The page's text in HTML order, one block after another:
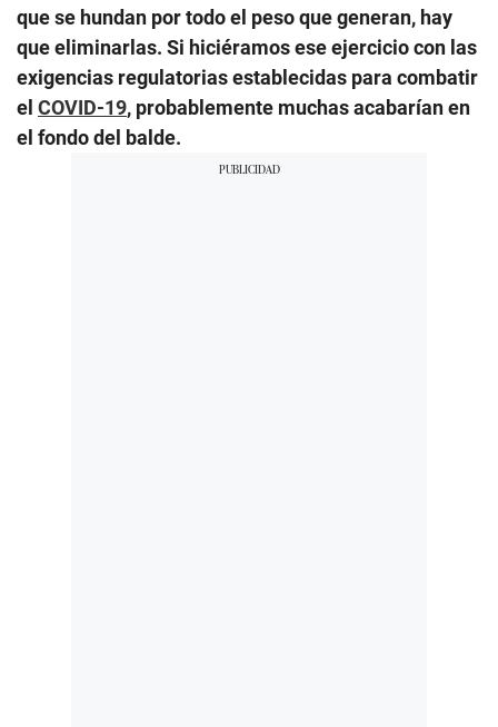
que se hundan por todo el peso que generan, hay
que eliminarlas. Si hiciéramos ese ejercicio con las
exigencias regulatorias establecidas para combatir
el COVID-19, probablemente muchas acabarían en
el fondo del balde.